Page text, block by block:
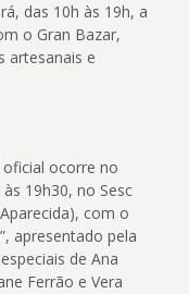
das 10h às 19h, a
o Gran Bazar,
artesanais e
ocorre no
19h30, no Sesc
com o
apresentado pela
de Ana
Ferrão e Vera